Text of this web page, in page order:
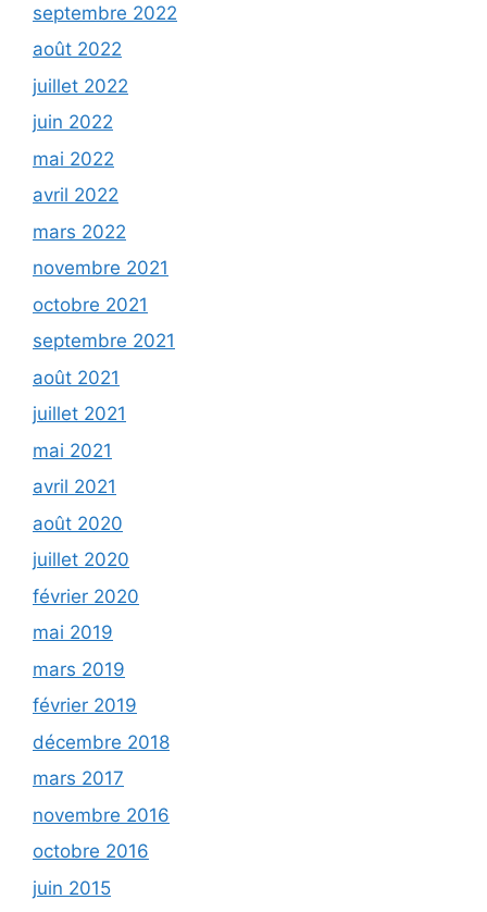
septembre 2022
août 2022
juillet 2022
juin 2022
mai 2022
avril 2022
mars 2022
novembre 2021
octobre 2021
septembre 2021
août 2021
juillet 2021
mai 2021
avril 2021
août 2020
juillet 2020
février 2020
mai 2019
mars 2019
février 2019
décembre 2018
mars 2017
novembre 2016
octobre 2016
juin 2015